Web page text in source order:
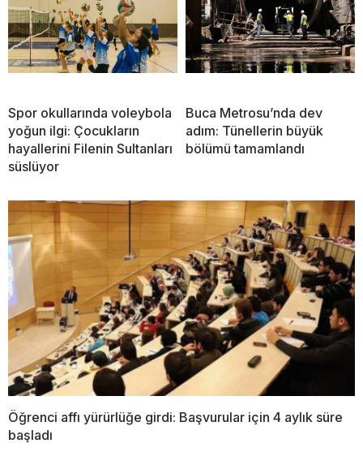
Spor okullarında voleybola
yoğun ilgi: Çocukların
hayallerini Filenin Sultanları
süslüyor
Buca Metrosu’nda dev
adım: Tünellerin büyük
bölümü tamamlandı
Öğrenci affı yürürlüğe girdi: Başvurular için 4 aylık süre
başladı